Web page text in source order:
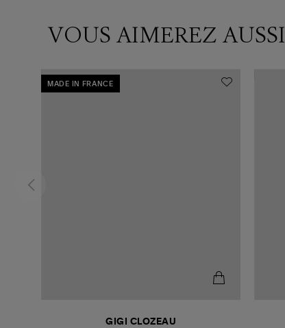
VOUS AIMEREZ AUSSI
MADE IN FRANCE
GIGI CLOZEAU